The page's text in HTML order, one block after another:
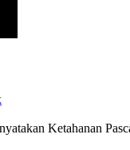
Ketahanan